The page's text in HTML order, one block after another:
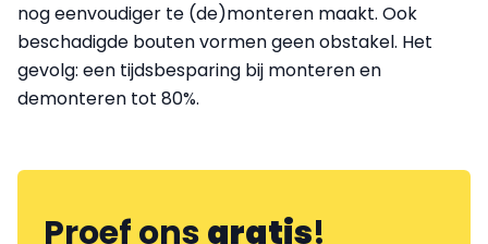
nog eenvoudiger te (de)monteren maakt. Ook
beschadigde bouten vormen geen obstakel. Het
gevolg: een tijdsbesparing bij monteren en
demonteren tot 80%.
Proef onsgratis!